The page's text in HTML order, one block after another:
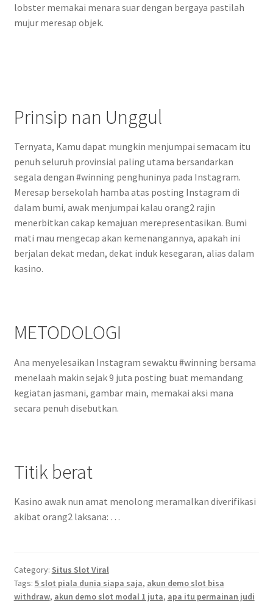
lobster memakai menara suar dengan bergaya pastilah
mujur meresap objek.
Prinsip nan Unggul
Ternyata, Kamu dapat mungkin menjumpai semacam itu
penuh seluruh provinsial paling utama bersandarkan
segala dengan #winning penghuninya pada Instagram.
Meresap bersekolah hamba atas posting Instagram di
dalam bumi, awak menjumpai kalau orang2 rajin
menerbitkan cakap kemajuan merepresentasikan. Bumi
mati mau mengecap akan kemenangannya, apakah ini
berjalan dekat medan, dekat induk kesegaran, alias dalam
kasino.
METODOLOGI
Ana menyelesaikan Instagram sewaktu #winning bersama
menelaah makin sejak 9 juta posting buat memandang
kegiatan jasmani, gambar main, memakai aksi mana
secara penuh disebutkan.
Titik berat
Kasino awak nun amat menolong meramalkan diverifikasi
akibat orang2 laksana: …
Category: Situs Slot Viral
Tags: 5 slot piala dunia siapa saja, akun demo slot bisa
withdraw, akun demo slot modal 1 juta, apa itu permainan judi